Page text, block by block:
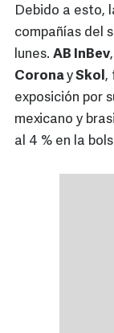
Debido a esto,
compañías del
lunes. AB InBev
CoronaySkol,
exposición por
mexicano y
al 4 % en la